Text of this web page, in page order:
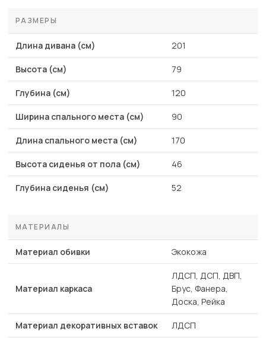
РАЗМЕРЫ
Длина дивана (см) 201
Высота (см) 79
Глубина (см) 120
Ширина спального места (см) 90
Длина спального места (см) 170
Высота сиденья от пола (см) 46
Глубина сиденья (см) 52
МАТЕРИАЛЫ
Материал обивки Экокожа
Материал каркаса
ЛДСП, ДСП, ДВП,
Брус, Фанера,
Доска, Рейка
Материал декоративных вставок ЛДСП